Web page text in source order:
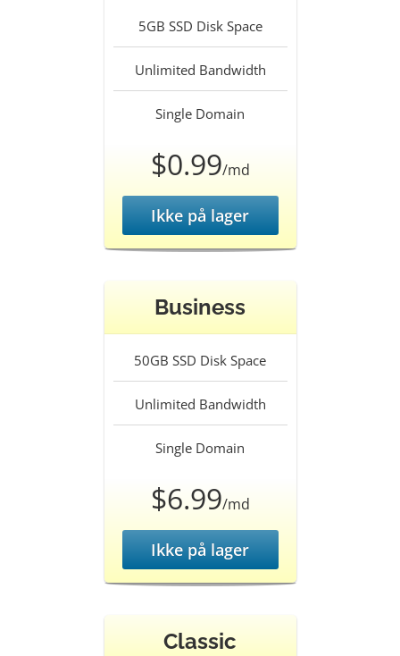
5GB SSD Disk Space
Unlimited Bandwidth
Single Domain
$0.99/md
Ikke på lager
Business
50GB SSD Disk Space
Unlimited Bandwidth
Single Domain
$6.99/md
Ikke på lager
Classic